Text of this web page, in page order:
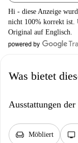
Hi - diese Anzeige
nicht 100% korrekt ist.
Original auf Englisch.
Was bietet
Ausstattungen
chair Möbliert tv